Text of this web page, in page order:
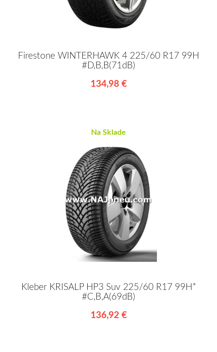
Firestone WINTERHAWK 4 225/60 R17 99H
#D,B,B(71dB)
134,98 €
Na Sklade
Kleber KRISALP HP3 Suv 225/60 R17 99H*
#C,B,A(69dB)
136,92 €